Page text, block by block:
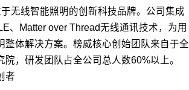
无线智能照明的创新科技品牌。公司集成
、Matter over Thread无线通讯技术，为用
整体解决方案。榜威核心创始团队来自于全
院，研发团队占全公司总人数60%以上。
者